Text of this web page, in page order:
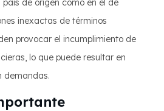
de origen como en el de
inexactas de términos
provocar el incumplimiento de
lo que puede resultar en
demandas.